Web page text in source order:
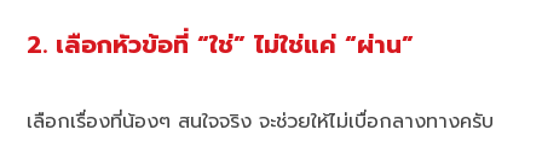
2. เลือกหัวข้อที่ “ใช่” ไม่ใช่แค่ “ผ่าน”
เลือกเรื่องที่น้องๆ สนใจจริง จะช่วยให้ไม่เบื่อกลางทางครับ